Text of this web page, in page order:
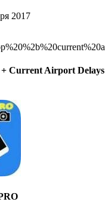
2017
Current Airport Delays